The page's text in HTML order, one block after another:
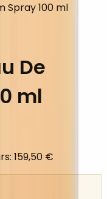
Spray 100 ml
De
ml
159,50 €